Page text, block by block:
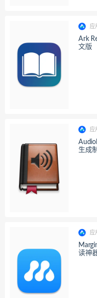
应
Ark
文版
应
生成
应
读神